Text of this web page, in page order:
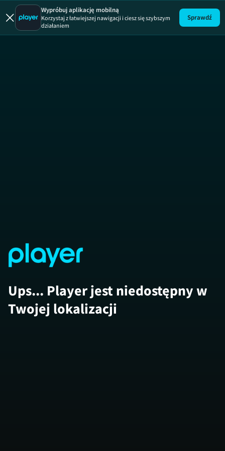
Wypróbuj aplikację mobilną
Korzystaj z łatwiejszej nawigacji i ciesz się szybszym
działaniem
Sprawdź
Ups... Player jest niedostępny w
Twojej lokalizacji